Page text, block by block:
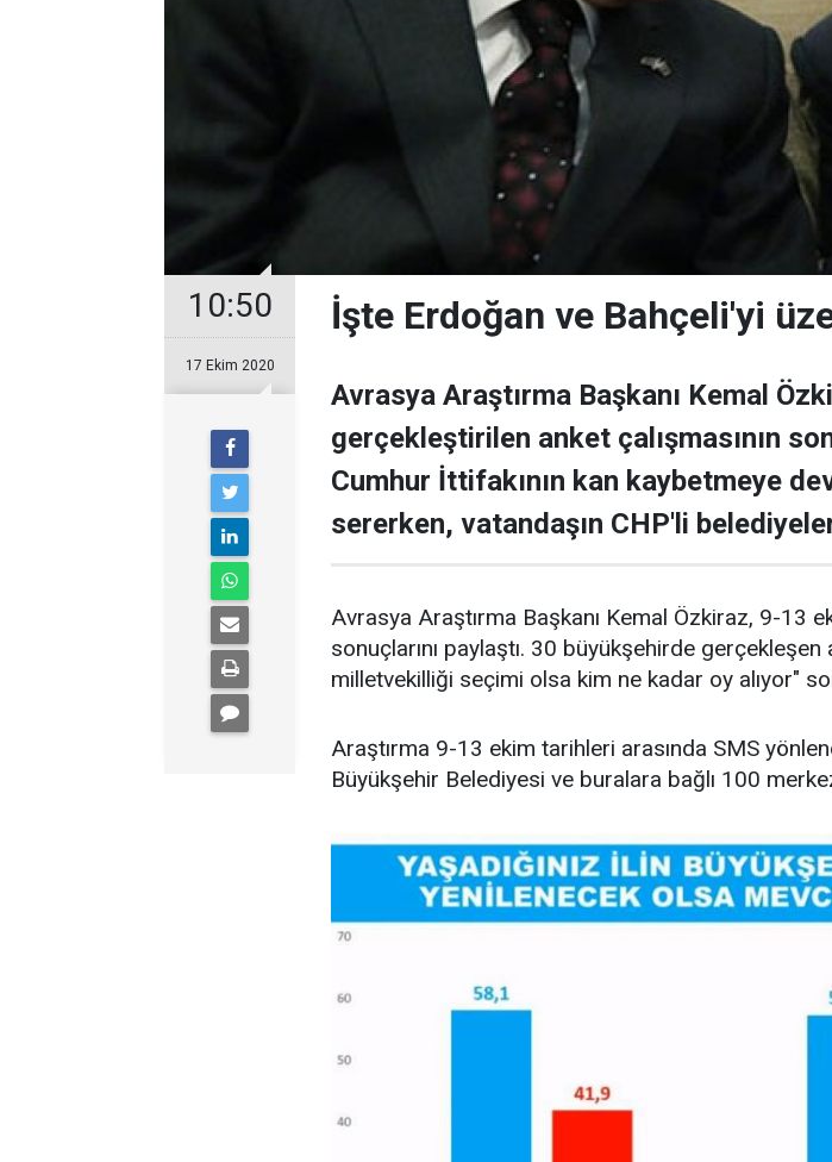
10:50
17 Ekim 2020
İşte Erdoğan ve Bahçeli'yi
Avrasya Araştırma Başkanı Kemal
gerçekleştirilen anket çalışmasının
Cumhur İttifakının kan kaybetmeye
sererken, vatandaşın CHP'li
Avrasya Araştırma Başkanı Kemal Özkiraz, 9-13
sonuçlarını paylaştı. 30 büyükşehirde
milletvekilliği seçimi olsa kim ne kadar oy alıyor"
Araştırma 9-13 ekim tarihleri arasında SMS
Büyükşehir Belediyesi ve buralara bağlı 100